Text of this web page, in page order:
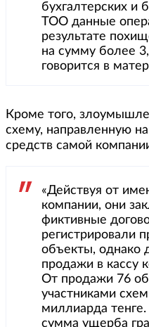
бухгалтерских и
ТОО данные
результате
на сумму более
говорится в
Кроме того,
схему, направленную
средств самой
«Действуя от
компании, они
фиктивные
регистрировали
объекты, однако
продажи в кассу
От продажи 76
участниками
миллиарда
сумма ущерба